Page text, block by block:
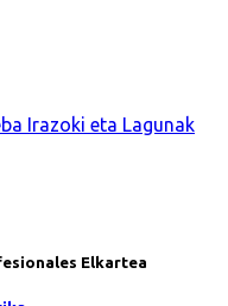
Irazoki eta Lagunak
Elkartea